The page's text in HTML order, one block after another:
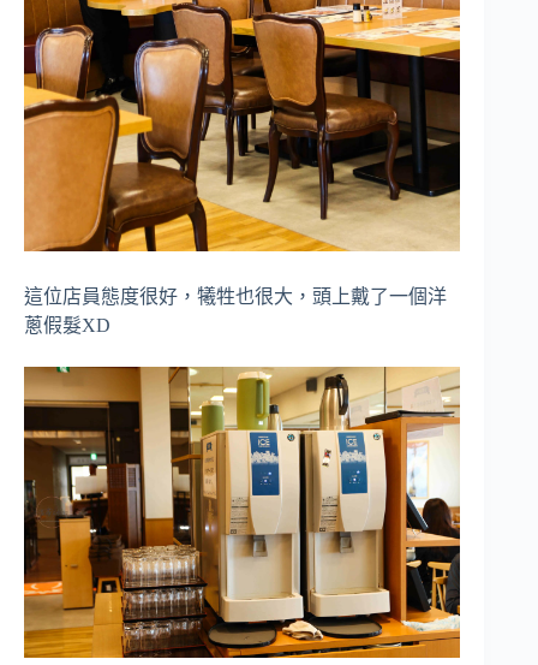
這位店員態度很好，犧牲也很大，頭上戴了一個洋
蔥假髮XD